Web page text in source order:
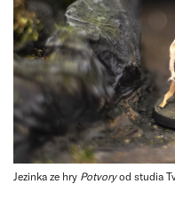
Jezinka ze hry Potvoryod studia